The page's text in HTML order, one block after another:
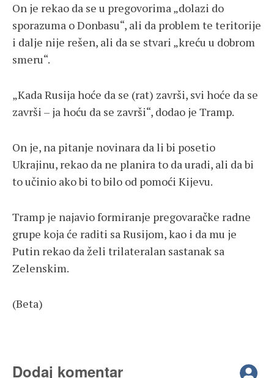
On je rekao da se u pregovorima „dolazi do
sporazuma o Donbasu“, ali da problem te teritorije
i dalje nije rešen, ali da se stvari „kreću u dobrom
smeru“.
„Kada Rusija hoće da se (rat) završi, svi hoće da se
završi – ja hoću da se završi“, dodao je Tramp.
On je, na pitanje novinara da li bi posetio
Ukrajinu, rekao da ne planira to da uradi, ali da bi
to učinio ako bi to bilo od pomoći Kijevu.
Tramp je najavio formiranje pregovaračke radne
grupe koja će raditi sa Rusijom, kao i da mu je
Putin rekao da želi trilateralan sastanak sa
Zelenskim.
(Beta)
Dodaj komentar